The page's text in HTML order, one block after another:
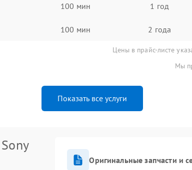
100 мин 1 год
100 мин 2 года
Цены в прайс-листе
Мы
Показать все услуги
Оригинальные запчасти и